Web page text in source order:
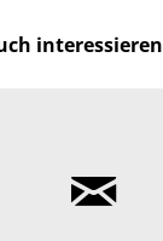
interessieren